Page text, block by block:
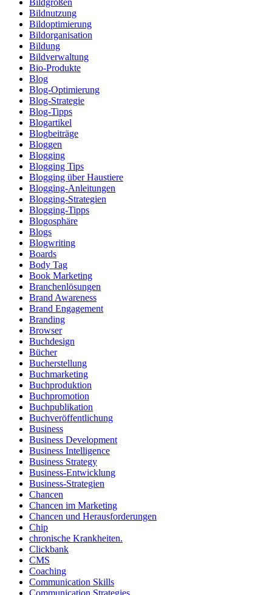
Bildgrößen
Bildnutzung
Bildoptimierung
Bildorganisation
Bildung
Bildverwaltung
Bio-Produkte
Blog
Blog-Optimierung
Blog-Strategie
Blog-Tipps
Blogartikel
Blogbeiträge
Bloggen
Blogging
Blogging Tips
Blogging über Haustiere
Blogging-Anleitungen
Blogging-Strategien
Blogging-Tipps
Blogosphäre
Blogs
Blogwriting
Boards
Body Tag
Book Marketing
Branchenlösungen
Brand Awareness
Brand Engagement
Branding
Browser
Buchdesign
Bücher
Bucherstellung
Buchmarketing
Buchproduktion
Buchpromotion
Buchpublikation
Buchveröffentlichung
Business
Business Development
Business Intelligence
Business Strategy
Business-Entwicklung
Business-Strategien
Chancen
Chancen im Marketing
Chancen und Herausforderungen
Chip
chronische Krankheiten.
Clickbank
CMS
Coaching
Communication Skills
Communication Strategies